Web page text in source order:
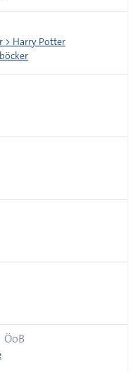
> Harry Potter
ÖoB